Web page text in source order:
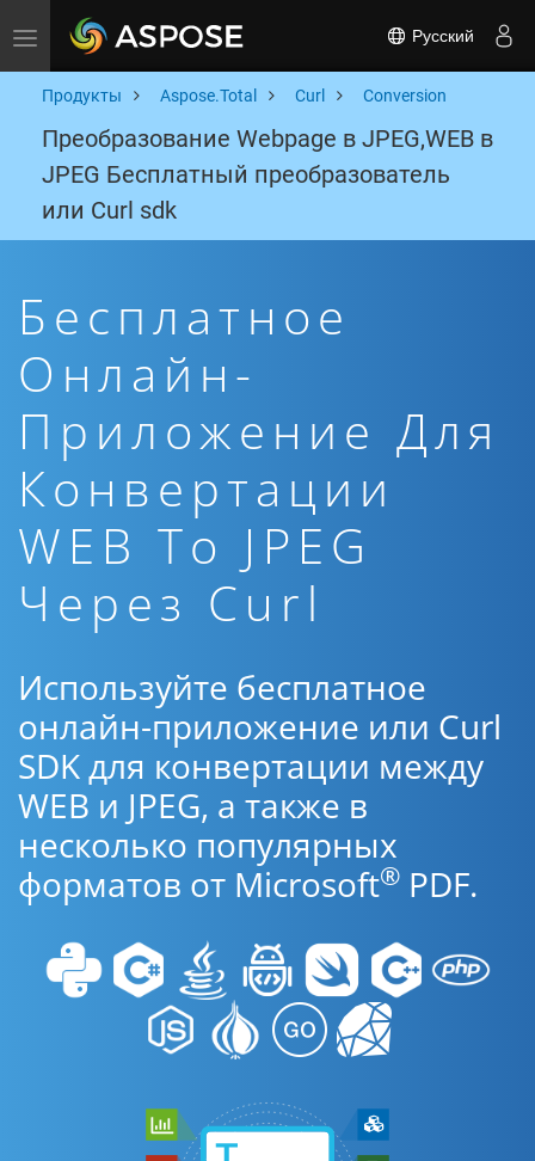
Toggle navigation Русский
Продукты Aspose.Total Curl Conversion
Преобразование Webpage в JPEG,WEB в
JPEG Бесплатный преобразователь
или Curl sdk
Бесплатное
Онлайн-
Приложение Для
Конвертации
WEB To JPEG
Через Curl
Используйте бесплатное
онлайн-приложение или Curl
SDK для конвертации между
WEB и JPEG, а также в
несколько популярных
форматов от Microsoft® PDF.